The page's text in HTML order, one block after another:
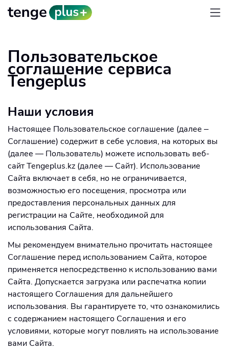
Пользовательское
соглашение сервиса
Tengeplus
Наши условия
Настоящее Пользовательское соглашение (далее –
Соглашение) содержит в себе условия, на которых вы
(далее — Пользователь) можете использовать веб-
сайт Tengeplus.kz (далее — Сайт). Использование
Сайта включает в себя, но не ограничивается,
возможностью его посещения, просмотра или
предоставления персональных данных для
регистрации на Сайте, необходимой для
использования Сайта.
Мы рекомендуем внимательно прочитать настоящее
Соглашение перед использованием Сайта, которое
применяется непосредственно к использованию вами
Сайта. Допускается загрузка или распечатка копии
настоящего Соглашения для дальнейшего
использования. Вы гарантируете то, что ознакомились
с содержанием настоящего Соглашения и его
условиями, которые могут повлиять на использование
вами Сайта.